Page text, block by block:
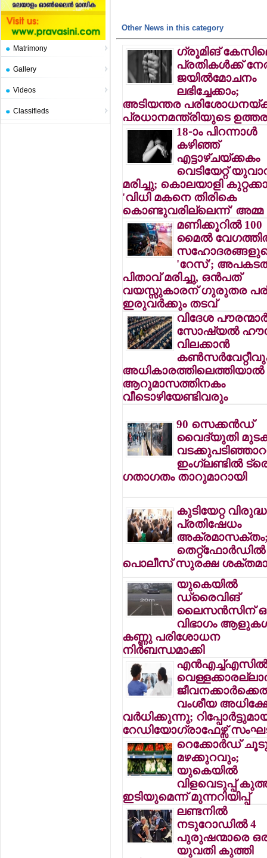
Matrimony
Gallery
Videos
Classifieds
Other News in this category
ഗ്രൂമിങ്
പ്രതികള്‍ക്ക്
ജയില്‍മോചനം
ലഭിച്ചേക്കാം;
അടിയന്തര
പ്രധാനമന്ത്രിയുടെ
18-ാം പിറന്നാള്‍
കഴിഞ്ഞ്
എട്ടാഴ്ചയ്ക്കകം
വെടിയേറ്റ്
മരിച്ചു; കൊലയാളി
'വിധി മകനെ തിരികെ
കൊണ്ടുവരില്ലെന്ന്' അമ്മ
മണിക്കൂറില്‍ 100
മൈല്‍
'റേസ്';
പിതാവ് മരിച്ചു, ഒന്‍പത്
വയസ്സുകാരന് ഗുരുതര
ഇരുവര്‍ക്കും തടവ്
വിദേശ
സോഷ്യല്‍
വിലക്കാന്‍
അധികാരത്തിലെത്തിയാല്‍
ആറുമാസത്തിനകം
വീടൊഴിയേണ്ടിവരും
90 സെക്കന്‍ഡ്
വൈദ്യുതി
ഇംഗ്ലണ്ടില്‍
ഗതാഗതം താറുമാറായി
കുടിയേറ്റ വിരുദ്ധ
പ്രതിഷേധം
തെറ്റ്ഫോര്‍ഡില്‍
പൊലീസ് സുരക്ഷ
യുകെയില്‍
ഡ്രൈവിങ്
ലൈസന്‍സിന്
വിഭാഗം
കണ്ണു പരിശോധന
നിര്‍ബന്ധമാക്കി
വംശീയ
വര്‍ധിക്കുന്നു;
റേഡിയോഗ്രാഫേഴ്സ്
റെക്കോര്‍ഡ്
മഴക്കുറവും;
യുകെയില്‍
വിളവെടുപ്പ്
ഇടിയുമെന്ന് മുന്നറിയിപ്പ്
ലണ്ടനില്‍
നടുറോഡില്‍ 4
പുരുഷന്മാരെ
യുവതി കുത്തി